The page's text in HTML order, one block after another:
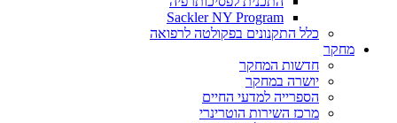
Sackler NY Program
כלל התקנונים בפקולטה לרפואה
מחקר
חדשות המחקר
יושרה במחקר
הספרייה למדעי החיים
מרכז השירות הוטרינרי